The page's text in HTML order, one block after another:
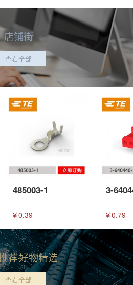
店铺街
查看全部
485003-1
￥0.39
3-
￥0.79
荐好物精选
查看全部